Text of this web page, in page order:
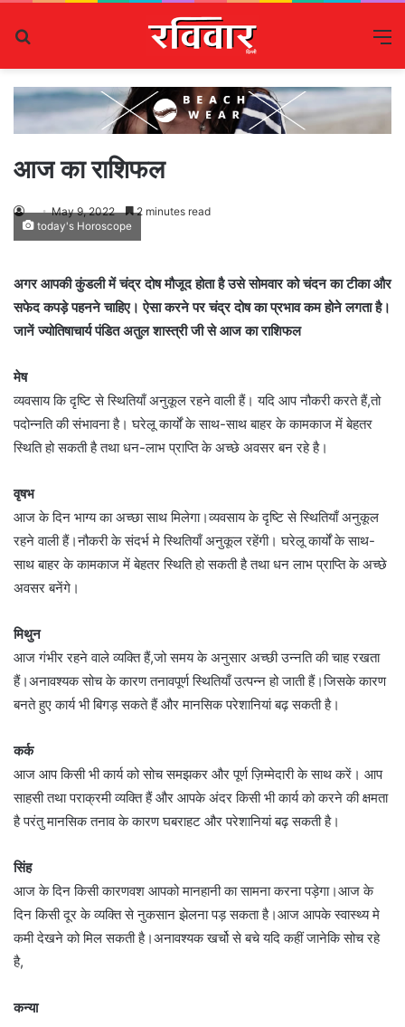
आज का राशिफल
May 9, 2022 2 minutes read
today's Horoscope
अगर आपकी कुंडली में चंद्र दोष मौजूद होता है उसे सोमवार को चंदन का टीका और
सफेद कपड़े पहनने चाहिए। ऐसा करने पर चंद्र दोष का प्रभाव कम होने लगता है।
जानें ज्योतिषाचार्य पंडित अतुल शास्त्री जी से आज का राशिफल
मेष
व्यवसाय कि दृष्टि से स्थितियाँ अनुकूल रहने वाली हैं। यदि आप नौकरी करते हैं,तो
पदोन्नति की संभावना है। घरेलू कार्यों के साथ-साथ बाहर के कामकाज में बेहतर
स्थिति हो सकती है तथा धन-लाभ प्राप्ति के अच्छे अवसर बन रहे है।
वृषभ
आज के दिन भाग्य का अच्छा साथ मिलेगा।व्यवसाय के दृष्टि से स्थितियाँ अनुकूल
रहने वाली हैं।नौकरी के संदर्भ मे स्थितियाँ अनुकूल रहेंगी। घरेलू कार्यों के साथ-
साथ बाहर के कामकाज में बेहतर स्थिति हो सकती है तथा धन लाभ प्राप्ति के अच्छे
अवसर बनेंगे।
मिथुन
आज गंभीर रहने वाले व्यक्ति हैं,जो समय के अनुसार अच्छी उन्नति की चाह रखता
हैं।अनावश्यक सोच के कारण तनावपूर्ण स्थितियाँ उत्पन्न हो जाती हैं।जिसके कारण
बनते हुए कार्य भी बिगड़ सकते हैं और मानसिक परेशानियां बढ़ सकती है।
कर्क
आज आप किसी भी कार्य को सोच समझकर और पूर्ण ज़िम्मेदारी के साथ करें। आप
साहसी तथा पराक्रमी व्यक्ति हैं और आपके अंदर किसी भी कार्य को करने की क्षमता
है परंतु मानसिक तनाव के कारण घबराहट और परेशानियां बढ़ सकती है।
सिंह
आज के दिन किसी कारणवश आपको मानहानी का सामना करना पड़ेगा।आज के
दिन किसी दूर के व्यक्ति से नुकसान झेलना पड़ सकता है।आज आपके स्वास्थ्य मे
कमी देखने को मिल सकती है।अनावश्यक खर्चो से बचे यदि कहीं जानेकि सोच रहे
है,
कन्या